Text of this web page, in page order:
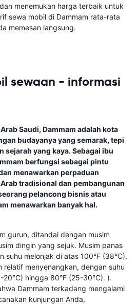
menemukan harga terbaik untuk
sewa mobil di Dammam rata-rata
memesan langsung.
sewaan - informasi
Saudi, Dammam adalah kota
budayanya yang semarak, tepi
sejarah yang kaya. Sebagai ibu
berfungsi sebagai pintu
menawarkan perpaduan
tradisional dan pembangunan
pelancong bisnis atau
menawarkan banyak hal.
gurun, ditandai dengan musim
dingin yang sejuk. Musim panas
suhu melonjak di atas 100°F (38°C),
relatif menyenangkan, dengan suhu
hingga 80°F (25-30°C). ).
Dammam terkadang mengalami
kunjungan Anda,